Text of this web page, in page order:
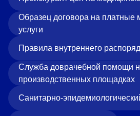
Образец договора на платные
услуги
Правила внутреннего
Служба доврачебной помощи
производственных площадках
Санитарно-